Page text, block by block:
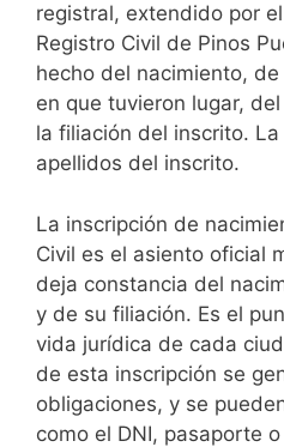
registral, extendido por
Registro Civil de Pinos
hecho del nacimiento,
en que tuvieron lugar,
la filiación del inscrito.
apellidos del inscrito.
La inscripción de
Civil es el asiento oficial
deja constancia del
y de su filiación. Es el
vida jurídica de cada
de esta inscripción se
obligaciones, y se
como el DNI, pasaporte